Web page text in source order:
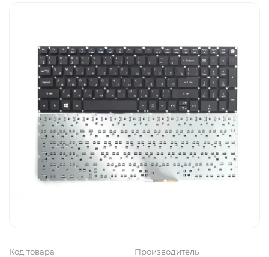
Код товара Производитель